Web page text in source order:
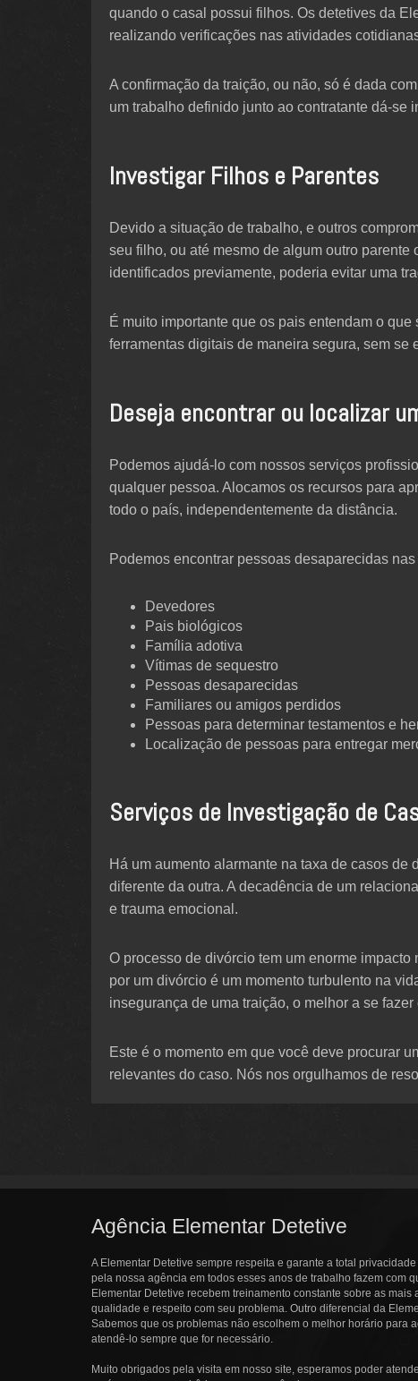
quando o casal possui filhos. Os detetives da
realizando verificações nas atividades
A confirmação da traição, ou não, só é dada
um trabalho definido junto ao contratante dá-se
Investigar Filhos e Parentes
Devido a situação de trabalho, e outros
seu filho, ou até mesmo de algum outro
identificados previamente, poderia evitar uma
É muito importante que os pais entendam o
ferramentas digitais de maneira segura, sem se
Deseja encontrar ou localizar
Podemos ajudá-lo com nossos serviços
qualquer pessoa. Alocamos os recursos para
todo o país, independentemente da distância.
Podemos encontrar pessoas desaparecidas
Devedores
Pais biológicos
Família adotiva
Vítimas de sequestro
Pessoas desaparecidas
Familiares ou amigos perdidos
Pessoas para determinar testamentos e
Localização de pessoas para entregar
Serviços de Investigação de
Há um aumento alarmante na taxa de casos
diferente da outra. A decadência de um
e trauma emocional.
O processo de divórcio tem um enorme
por um divórcio é um momento turbulento na
insegurança de uma traição, o melhor a se
Este é o momento em que você deve procurar
relevantes do caso. Nós nos orgulhamos de
Agência Elementar Detetive
A Elementar Detetive sempre respeita e garante a total
pela nossa agência em todos esses anos de trabalho fazem com
Elementar Detetive recebem treinamento constante sobre as
qualidade e respeito com seu problema. Outro diferencial da
Sabemos que os problemas não escolhem o melhor horário para
atendê-lo sempre que for necessário.
Muito obrigados pela visita em nosso site, esperamos poder